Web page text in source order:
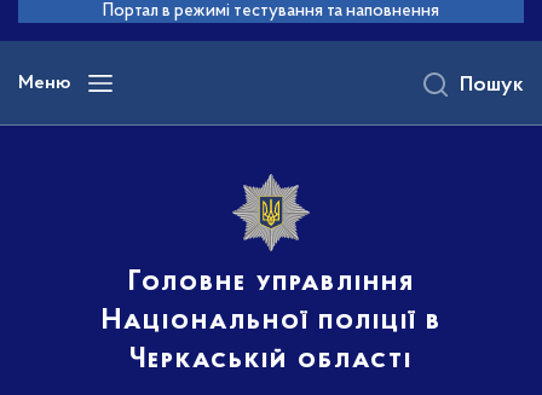
основного
вмісту
Портал в режимі тестування та наповнення
Меню
Головне управління
Національної поліції в
Черкаській області
Пошук